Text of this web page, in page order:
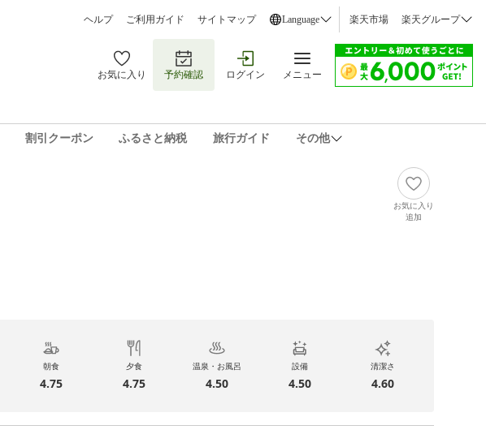
ヘルプ ご利用ガイド サイトマップ Language 楽天市場 楽天グループ
お気に入り 予約確認 ログイン メニュー
割引クーポン ふるさと納税 旅行ガイド その他
お気に入り
追加
朝食
4.75
夕食
4.75
温泉・お風呂
4.50
設備
4.50
清潔さ
4.60